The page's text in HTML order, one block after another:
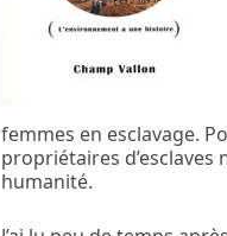
femmes en esclavage.
propriétaires d’esclaves
humanité.